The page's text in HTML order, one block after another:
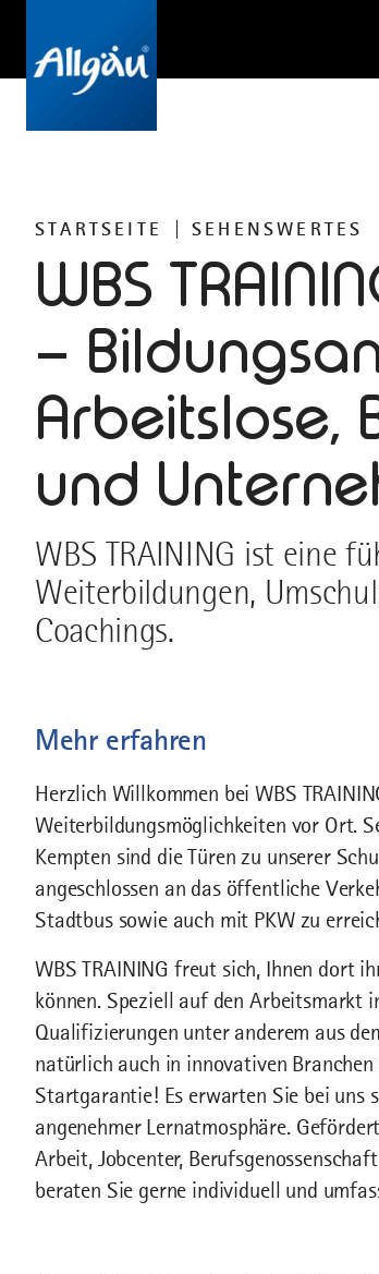
STARTSEITE SEHENSWERTES
WBS
–
Arbeitslose,
und
WBS TRAINING ist eine
Weiterbildungen,
Coachings.
Mehr erfahren
Herzlich Willkommen bei WBS
Weiterbildungsmöglichkeiten vor Ort.
Kempten sind die Türen zu unserer
angeschlossen an das öffentliche
Stadtbus sowie auch mit PKW zu
WBS TRAINING freut sich, Ihnen dort
können. Speziell auf den Arbeitsmarkt
Qualifizierungen unter anderem aus
natürlich auch in innovativen
Startgarantie! Es erwarten Sie bei uns
angenehmer Lernatmosphäre.
Arbeit, Jobcenter,
beraten Sie gerne individuell und